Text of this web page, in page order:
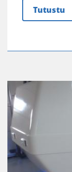
Tutustu